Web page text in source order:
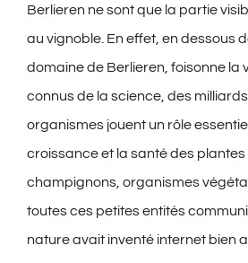
Berlieren ne sont que la partie
au vignoble. En effet, en dessous
domaine de Berlieren, foisonne la
connus de la science, des
organismes jouent un rôle
croissance et la santé des plantes
champignons, organismes
toutes ces petites entités
nature avait inventé internet bien